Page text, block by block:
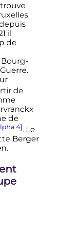
il
de
de
de
4]. Le
Berger